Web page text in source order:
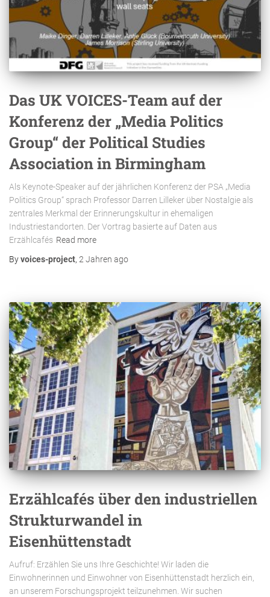
Das UK VOICES-Team auf der
Konferenz der „Media Politics
Group“ der Political Studies
Association in Birmingham
Als Keynote-Speaker auf der jährlichen Konferenz der PSA „Media
Politics Group“ sprach Professor Darren Lilleker über Nostalgie als
zentrales Merkmal der Erinnerungskultur in ehemaligen
Industriestandorten. Der Vortrag basierte auf Daten aus
Erzählcafés Read more
Byvoices-project, 2 Jahren ago
Erzählcafés über den industriellen
Strukturwandel in
Eisenhüttenstadt
Aufruf: Erzählen Sie uns Ihre Geschichte! Wir laden die
Einwohnerinnen und Einwohner von Eisenhüttenstadt herzlich ein,
an unserem Forschungsprojekt teilzunehmen. Wir suchen